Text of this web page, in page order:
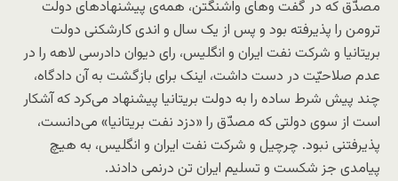
مصدّق که در گفت و‌های واشنگتن، همه‌ی پیشنهادهای دولت
ترومن را پذیرفته بود و پس از یک سال و اندی کارشکنی دولت
بریتانیا و شرکت نفت ایران و انگلیس، رای دیوان دادرسی لاهه را در
عدم صلاحیّت در دست داشت، اینک برای بازگشت به آن دادگاه،
چند پیش شرط ساده را به دولت بریتانیا پیشنهاد می‌کرد که آشکار
است از سوی دولتی که مصدّق را «دزد نفت بریتانیا» می‌دانست،
پذیرفتنی نبود. چرچیل و شرکت نفت ایران و انگلیس، به هیچ
پیامدی جز شکست و تسلیم ایران تن درنمی دادند.